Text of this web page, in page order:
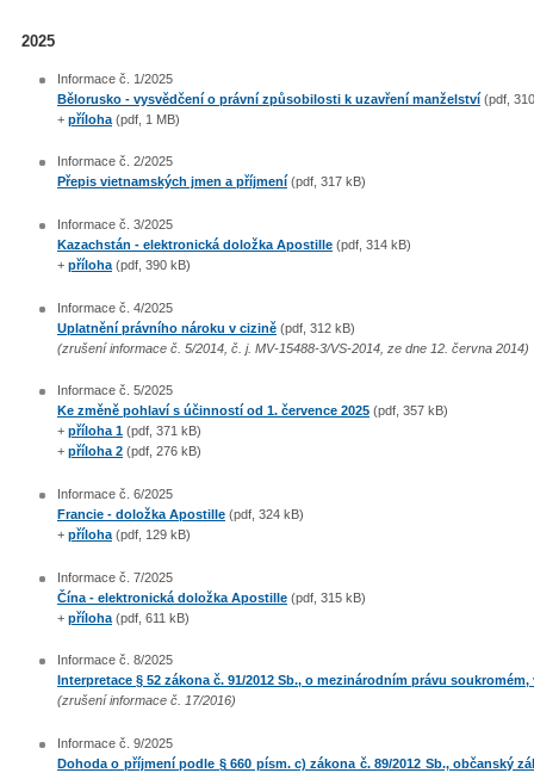
2025
Informace č. 1/2025
Bělorusko - vysvědčení o právní způsobilosti k uzavření manželství (pdf,
+ příloha (pdf, 1 MB)
Informace č. 2/2025
Přepis vietnamských jmen a příjmení (pdf, 317 kB)
Informace č. 3/2025
Kazachstán - elektronická doložka Apostille (pdf, 314 kB)
+ příloha (pdf, 390 kB)
Informace č. 4/2025
Uplatnění právního nároku v cizině (pdf, 312 kB)
(zrušení informace č. 5/2014, č. j. MV-15488-3/VS-2014, ze dne 12. června 2014)
Informace č. 5/2025
Ke změně pohlaví s účinností od 1. července 2025 (pdf, 357 kB)
+ příloha 1 (pdf, 371 kB)
+ příloha 2 (pdf, 276 kB)
Informace č. 6/2025
Francie - doložka Apostille (pdf, 324 kB)
+ příloha (pdf, 129 kB)
Informace č. 7/2025
Čína - elektronická doložka Apostille (pdf, 315 kB)
+ příloha (pdf, 611 kB)
Informace č. 8/2025
Interpretace § 52 zákona č. 91/2012 Sb., o mezinárodním právu
(zrušení informace č. 17/2016)
Informace č. 9/2025
Dohoda o příjmení podle § 660 písm. c) zákona č. 89/2012 Sb., občanský